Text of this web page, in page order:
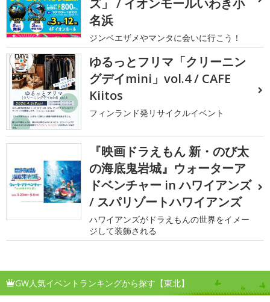
名浜
ジンベエザメやマンタに会いに行こう！
ゆるっとフリマ「クリーニン
グデイmini」vol.4 / CAFE
Kiitos
フィンランド発リサイクルイベント
『映画ドラえもん 新・のび太
の海底鬼岩城』ウォーターア
ドベンチャー in ハワイアンズ
/ スパリゾートハワイアンズ
ハワイアンズがドラえもんの世界をイメー
ジして装飾される
GW人気イベントランキングから探す【東北】